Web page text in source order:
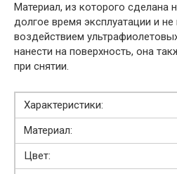
Материал, из которого сделана
долгое время эксплуатации и
воздействием
нанести на поверхность, она
при снятии.
Характеристики:
Материал:
Цвет: